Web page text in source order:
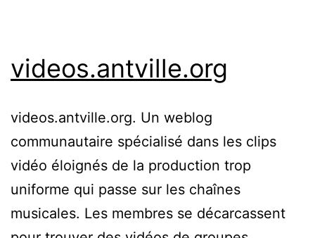
videos.antville.org
videos.antville.org. Un weblog
communautaire spécialisé dans les clips
vidéo éloignés de la production trop
uniforme qui passe sur les chaînes
musicales. Les membres se décarcassent